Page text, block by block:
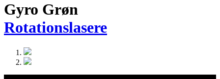
Gyro Grøn
Rotationslasere